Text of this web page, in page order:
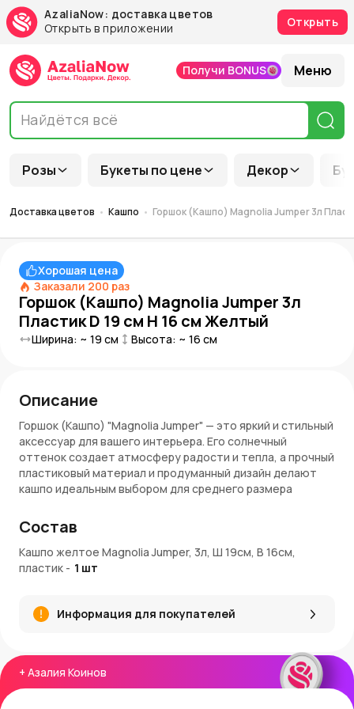
AzaliaNow: доставка цветов
Открыть в приложении
Открыть
Розы Букеты по цене Декор
Получи BONUS Меню
Доставка цветов Кашпо Горшок (Кашпо) Magnolia Jumper 3л
Хорошая цена
Заказали 200 раз
Горшок (Кашпо) Magnolia Jumper 3л
Пластик D 19 см H 16 см Желтый
Ширина: ~ 19 см Высота: ~ 16 см
+ Азалия Коинов
Описание
Горшок (Кашпо) "Magnolia Jumper" — это яркий и стильный
аксессуар для вашего интерьера. Его солнечный
оттенок создает атмосферу радости и тепла, а прочный
пластиковый материал и продуманный дизайн делают
кашпо идеальным выбором для среднего размера
подходит для таких растений, как фикусы, драцены или
пальмы.
Особенности:
Диаметр: 19 см
Высота: 16 см
Цвет: желтый
Применение: кашпо для средних растений, яркий
элемент декора
Состав
Кашпо желтое Magnolia Jumper, 3л, Ш 19см, В 16см,
пластик - 1 шт
Информация для покупателей